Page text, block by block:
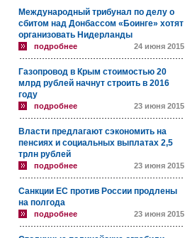
Международный трибунал по делу о
сбитом над Донбассом «Боинге» хотят
организовать Нидерланды
подробнее 24 июня 2015
Газопровод в Крым стоимостью 20
млрд рублей начнут строить в 2016
году
подробнее 23 июня 2015
Власти предлагают сэкономить на
пенсиях и социальных выплатах 2,5
трлн рублей
подробнее 23 июня 2015
Санкции ЕС против России продлены
на полгода
подробнее 23 июня 2015